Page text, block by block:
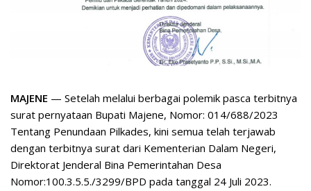
MAJENE — Setelah melalui berbagai polemik pasca terbitnya
surat pernyataan Bupati Majene, Nomor: 014/688/2023
Tentang Penundaan Pilkades, kini semua telah terjawab
dengan terbitnya surat dari Kementerian Dalam Negeri,
Direktorat Jenderal Bina Pemerintahan Desa
Nomor:100.3.5.5./3299/BPD pada tanggal 24 Juli 2023.